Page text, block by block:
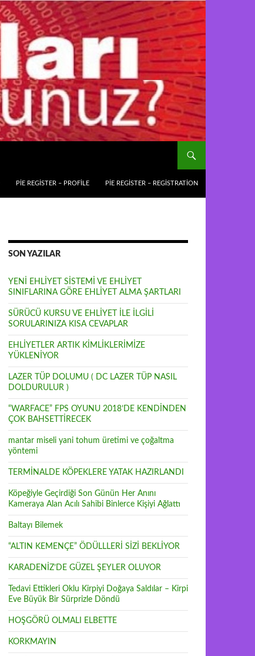
PIE REGISTER – PROFILE PIE REGISTER – REGISTRATION
SON YAZILAR
YENİ EHLİYET SİSTEMİ VE EHLİYET
SINIFLARINA GÖRE EHLİYET ALMA ŞARTLARI
SÜRÜCÜ KURSU VE EHLİYET İLE İLGİLİ
SORULARINIZA KISA CEVAPLAR
EHLİYETLER ARTIK KİMLİKLERİMİZE
YÜKLENİYOR
LAZER TÜP DOLUMU ( DC LAZER TÜP NASIL
DOLDURULUR )
“WARFACE” FPS OYUNU 2018’DE KENDİNDEN
ÇOK BAHSETTİRECEK
mantar miseli yani tohum üretimi ve çoğaltma
yöntemi
TERMİNALDE KÖPEKLERE YATAK HAZIRLANDI
Köpeğiyle Geçirdiği Son Günün Her Anını
Kameraya Alan Acılı Sahibi Binlerce Kişiyi Ağlattı
Baltayı Bilemek
“ALTIN KEMENÇE” ÖDÜLLLERİ SİZİ BEKLİYOR
KARADENİZ’DE GÜZEL ŞEYLER OLUYOR
Tedavi Ettikleri Oklu Kirpiyi Doğaya Saldılar – Kirpi
Eve Büyük Bir Sürprizle Döndü
HOŞGÖRÜ OLMALI ELBETTE
KORKMAYIN